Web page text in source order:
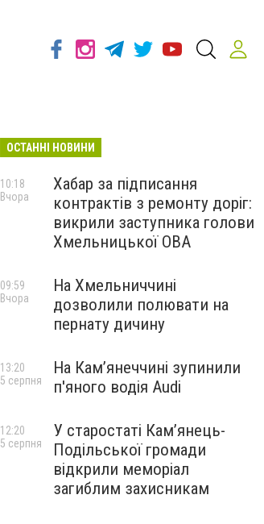
ОСТАННІ НОВИНИ
Хабар за підписання
контрактів з ремонту доріг:
викрили заступника голови
Хмельницької ОВА
10:18
Вчора
На Хмельниччині
дозволили полювати на
пернату дичину
09:59
Вчора
На Камʼянеччині зупинили
п'яного водія Audi
13:20
5 серпня
У старостаті Кам’янець-
Подільської громади
відкрили меморіал
загиблим захисникам
12:20
5 серпня